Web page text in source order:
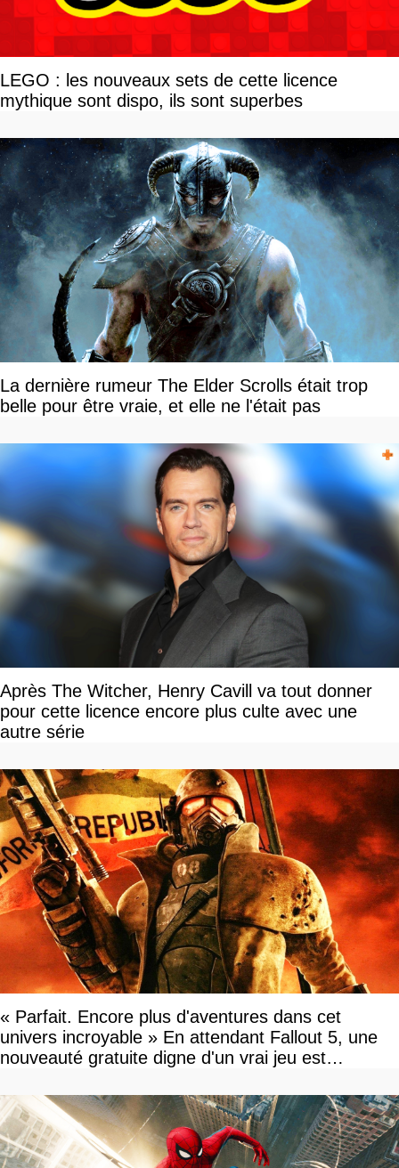
LEGO : les nouveaux sets de cette licence
mythique sont dispo, ils sont superbes
La dernière rumeur The Elder Scrolls était trop
belle pour être vraie, et elle ne l'était pas
Après The Witcher, Henry Cavill va tout donner
pour cette licence encore plus culte avec une
autre série
« Parfait. Encore plus d'aventures dans cet
univers incroyable » En attendant Fallout 5, une
nouveauté gratuite digne d'un vrai jeu est